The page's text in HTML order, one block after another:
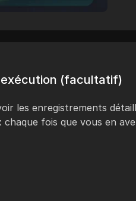
(facultatif)
les enregistrements
fois que vous en